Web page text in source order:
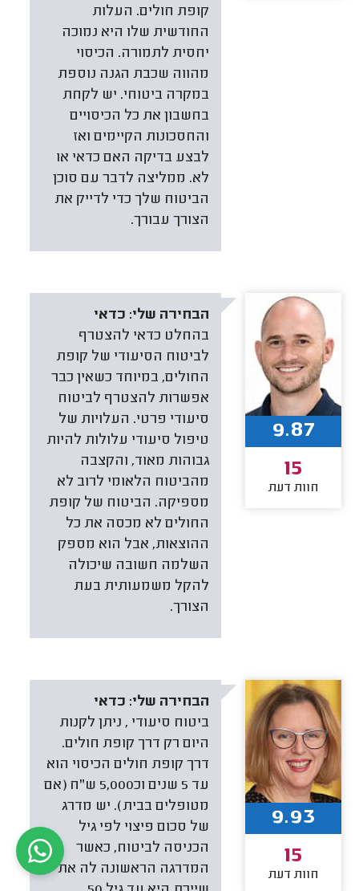
קופת חולים. העלות
החודשית שלו היא נמוכה
יחסית לתמורה. הכיסוי
מהווה שכבת הגנה נוספת
במקרה ביטוחי. יש לקחת
בחשבון את כל הכיסויים
והחסכונות הקיימים ואז
לבצע בדיקה האם כדאי או
לא. ממליצה לדבר עם סוכן
הביטוח שלך כדי לדייק את
הצורך עבורך.
הבחירה שלי: כדאי
בהחלט כדאי להצטרף
לביטוח הסיעודי של קופת
החולים, במיוחד כשאין כבר
אפשרות להצטרף לביטוח
סיעודי פרטי. העלויות של
טיפול סיעודי עלולות להיות
גבוהות מאוד, והקצבה
מהביטוח הלאומי לרוב לא
מספיקה. הביטוח של קופת
החולים לא מכסה את כל
ההוצאות, אבל הוא מספק
השלמה חשובה שיכולה
להקל משמעותית בעת
הצורך.
9.87
15
חוות דעת
הבחירה שלי: כדאי
ביטוח סיעודי , ניתן לקנות
היום רק דרך קופת חולים.
דרך קופת חולים הכיסוי הוא
עד 5 שנים וכ5,000 ש"ח (אם
מטופלים בבית). יש מדרג
של סכום פיצוי לפי גיל
הכניסה לביטוח, כאשר
המדרגה הראשונה לה את
9.93
15
חוות דעת